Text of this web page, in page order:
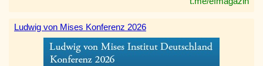
Ludwig von Mises Konferenz 2026